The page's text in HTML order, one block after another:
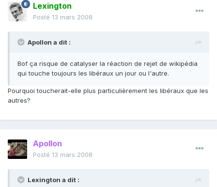
Lexington
Posté 13 mars 2008
Apollon a dit :
Bof ça risque de catalyser la réaction de rejet de wikipédia
qui touche toujours les libéraux un jour ou l'autre.
Pourquoi toucherait-elle plus particulièrement les libéraux que les
autres?
Apollon
Posté 13 mars 2008
Lexington a dit :